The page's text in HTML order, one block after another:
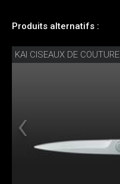
Produits alternatifs :
KAI CISEAUX DE COUTURE